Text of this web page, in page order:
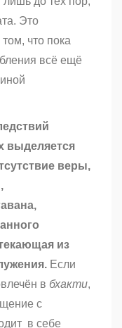
Это
что пока
всё ещё
выделяется
веры,
из
Если
в бхакти,
с
в себе